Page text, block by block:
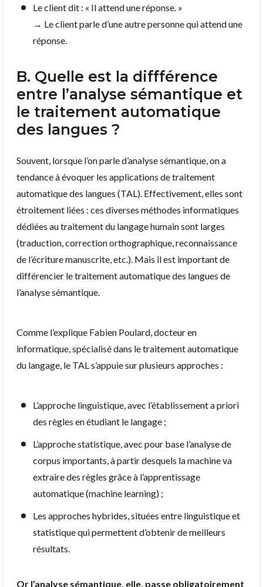
Le client dit : « Il attend une réponse. »
→ Le client parle d’une autre personne qui attend une
réponse.
B. Quelle est la diffférence
entre l’analyse sémantique et
le traitement automatique
des langues ?
Souvent, lorsque l’on parle d’analyse sémantique, on a
tendance à évoquer les applications de traitement
automatique des langues (TAL). Effectivement, elles sont
étroitement liées : ces diverses méthodes informatiques
dédiées au traitement du langage humain sont larges
(traduction, correction orthographique, reconnaissance
de l’écriture manuscrite, etc.). Mais il est important de
différencier le traitement automatique des langues de
l’analyse sémantique.
Comme l’explique Fabien Poulard, docteur en
informatique, spécialisé dans le traitement automatique
du langage, le TAL s’appuie sur plusieurs approches :
L’approche linguistique, avec l’établissement a priori
des règles en étudiant le langage ;
L’approche statistique, avec pour base l’analyse de
corpus importants, à partir desquels la machine va
extraire des règles grâce à l’apprentissage
automatique (machine learning) ;
Les approches hybrides, situées entre linguistique et
statistique qui permettent d’obtenir de meilleurs
résultats.
Or l’analyse sémantique, elle, passe obligatoirement